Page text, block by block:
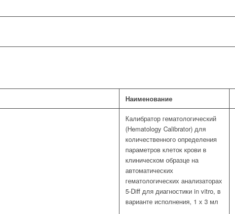
Наименование
Калибратор гематологический
(Hematology Calibrator) для
количественного определения
параметров клеток крови в
клиническом образце на
автоматических
гематологических анализаторах
5-Diff для диагностики in vitro, в
варианте исполнения, 1 х 3 мл